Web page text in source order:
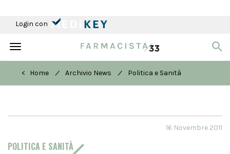
Login con
Toggle
< Home
/ Archivio News / Politica e Sanità
POLITICA E SANITÀ
16 Novembre 2011